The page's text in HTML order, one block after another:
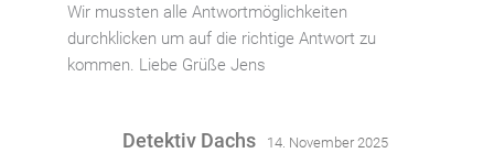
Wir mussten alle Antwortmöglichkeiten
durchklicken um auf die richtige Antwort zu
kommen. Liebe Grüße Jens
Detektiv Dachs 14. November 2025